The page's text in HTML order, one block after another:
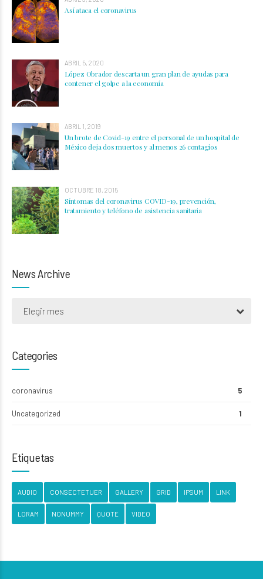
Así ataca el coronavirus
ABRIL 5, 2020
López Obrador descarta un gran plan de ayudas para
contener el golpe a la economía
ABRIL 1, 2019
Un brote de Covid-19 entre el personal de un hospital de
México deja dos muertos y al menos 26 contagios
OCTUBRE 18, 2015
Síntomas del coronavirus COVID-19, prevención,
tratamiento y teléfono de asistencia sanitaria
News Archive
Elegir mes
Categories
coronavirus 5
Uncategorized 1
Etiquetas
AUDIO CONSECTETUER GALLERY GRID IPSUM LINK
LORAM NONUMMY QUOTE VIDEO